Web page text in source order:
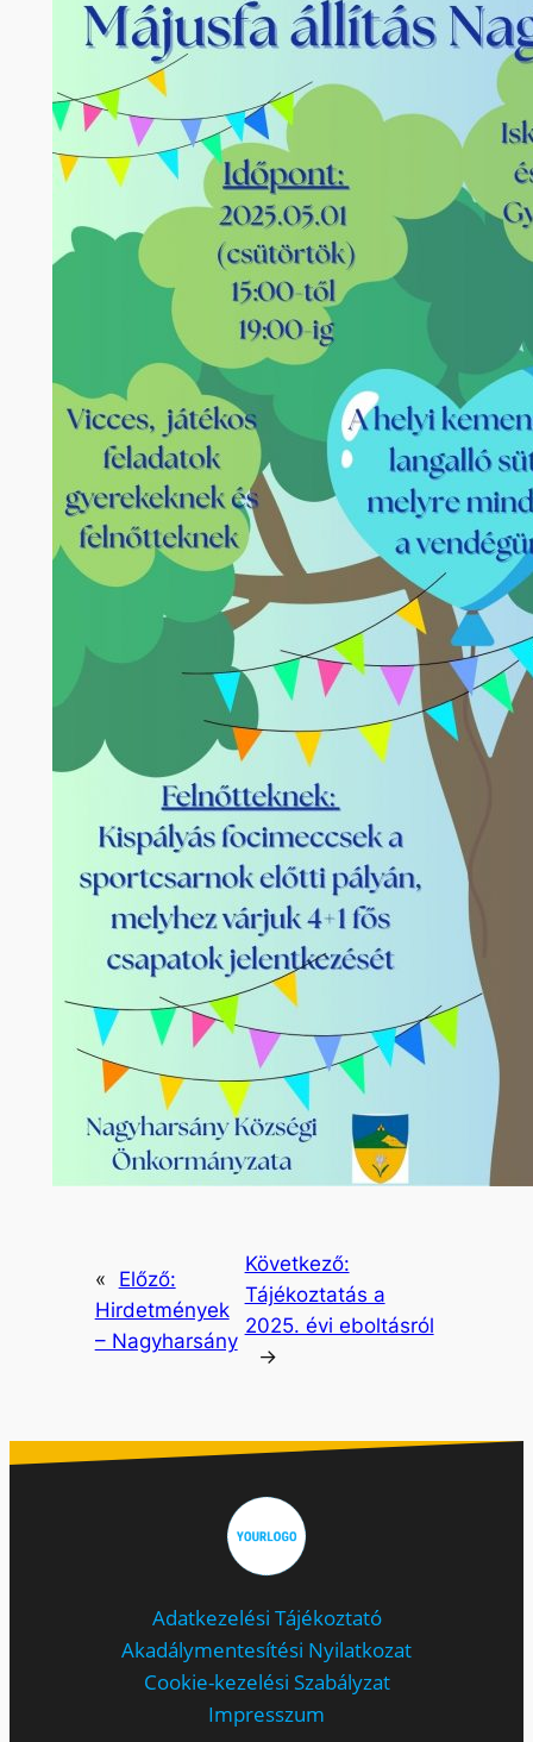
«
Előző:
Hirdetmények
– Nagyharsány
Következő:
Tájékoztatás a
2025. évi eboltásról
→
Adatkezelési Tájékoztató
Akadálymentesítési Nyilatkozat
Cookie-kezelési Szabályzat
Impresszum